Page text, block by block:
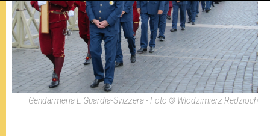
Gendarmeria E Guardia-Svizzera - Foto © Wlodzimierz Redzioch